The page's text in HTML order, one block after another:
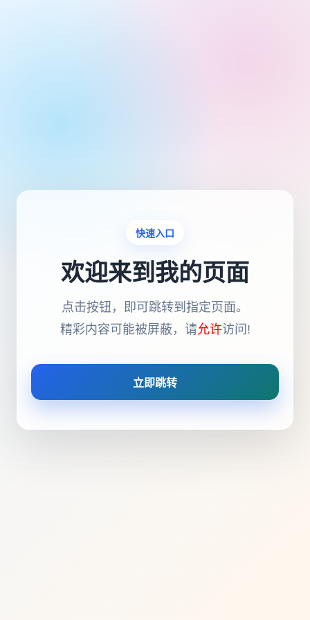
快速入口
欢迎来到我的页面
点击按钮，即可跳转到指定页面。
精彩内容可能被屏蔽，请允许访问!
立即跳转